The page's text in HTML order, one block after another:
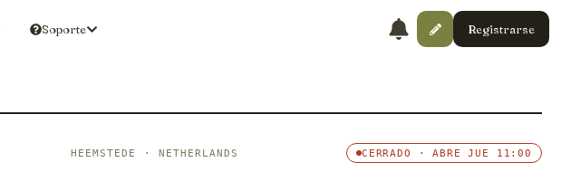
Soporte Registrarse
HEEMSTEDE · NETHERLANDS CERRADO · ABRE JUE 11:00